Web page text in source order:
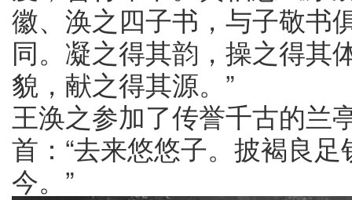
徽、涣之四子书，与子敬书
同。凝之得其韵，操之得其
貌，献之得其源。”
王涣之参加了传誉千古的兰
首：“去来悠悠子。披褐良
今。”